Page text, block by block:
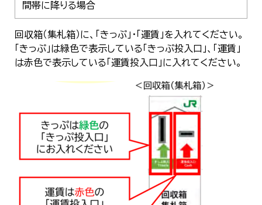
間帯に降りる場合
回収箱（集札箱）に、「きっぷ」・「運賃」を入れてください。
「きっぷ」は緑色で表示している「きっぷ投入口」、「運賃」
は赤色で表示している「運賃投入口」に入れてください。